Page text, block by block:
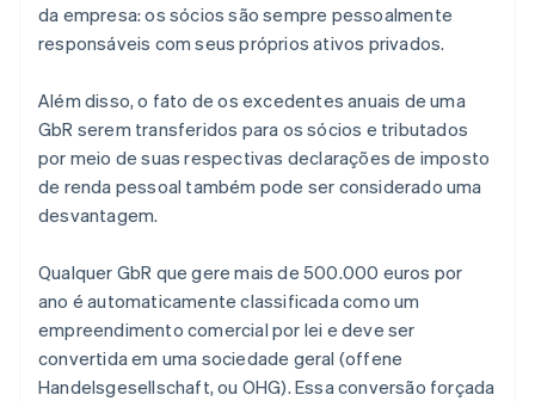
da empresa: os sócios são sempre pessoalmente
responsáveis com seus próprios ativos privados.
Além disso, o fato de os excedentes anuais de uma
GbR serem transferidos para os sócios e tributados
por meio de suas respectivas declarações de imposto
de renda pessoal também pode ser considerado uma
desvantagem.
Qualquer GbR que gere mais de 500.000 euros por
ano é automaticamente classificada como um
empreendimento comercial por lei e deve ser
convertida em uma sociedade geral (offene
Handelsgesellschaft, ou OHG). Essa conversão forçada